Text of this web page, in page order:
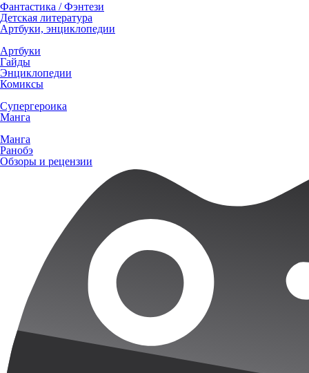
Фантастика / Фэнтези
Детская литература
Артбуки, энциклопедии
Артбуки
Гайды
Энциклопедии
Комиксы
Супергероика
Манга
Манга
Ранобэ
Обзоры и рецензии